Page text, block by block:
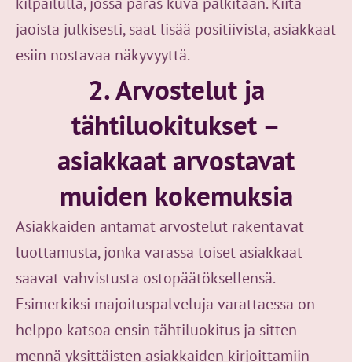
jaoista julkisesti, saat lisää positiivista, asiakkaat
esiin nostavaa näkyvyyttä.
2. Arvostelut ja
tähtiluokitukset –
asiakkaat arvostavat
muiden kokemuksia
Asiakkaiden antamat arvostelut rakentavat
luottamusta, jonka varassa toiset asiakkaat
saavat vahvistusta ostopäätöksellensä.
Esimerkiksi majoituspalveluja varattaessa on
helppo katsoa ensin tähtiluokitus ja sitten
mennä yksittäisten asiakkaiden kirjoittamiin